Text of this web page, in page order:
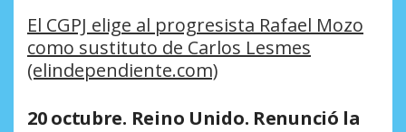
El CGPJ elige al progresista Rafael Mozo
como sustituto de Carlos Lesmes
(elindependiente.com)
20 octubre. Reino Unido. Renunció la